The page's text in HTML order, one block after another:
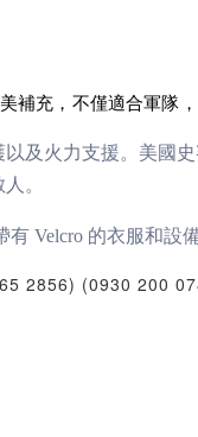
補充，不僅適合軍隊
火力支援。美國
。
Velcro 的衣服和設
2856) (0930 200